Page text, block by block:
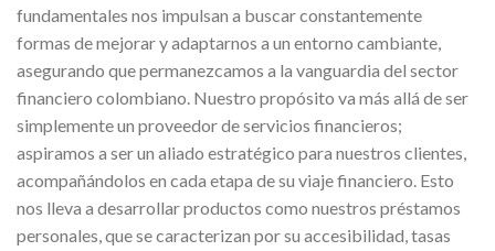
fundamentales nos impulsan a buscar constantemente
formas de mejorar y adaptarnos a un entorno cambiante,
asegurando que permanezcamos a la vanguardia del sector
financiero colombiano. Nuestro propósito va más allá de ser
simplemente un proveedor de servicios financieros;
aspiramos a ser un aliado estratégico para nuestros clientes,
acompañándolos en cada etapa de su viaje financiero. Esto
nos lleva a desarrollar productos como nuestros préstamos
personales, que se caracterizan por su accesibilidad, tasas